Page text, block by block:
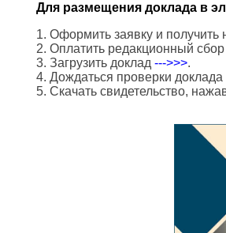
Для размещения доклада в
1. Оформить заявку и получить
2. Оплатить редакционный
3. Загрузить доклад --->>>.
4. Дождаться проверки
5. Скачать свидетельство,